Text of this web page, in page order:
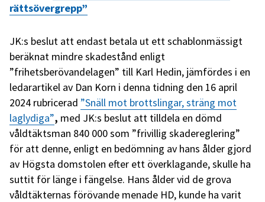
rättsövergrepp”
JK:s beslut att endast betala ut ett schablonmässigt
beräknat mindre skadestånd enligt
”frihetsberövandelagen” till Karl Hedin, jämfördes i en
ledarartikel av Dan Korn i denna tidning den 16 april
2024 rubricerad ”Snäll mot brottslingar, sträng mot
laglydiga”, med JK:s beslut att tilldela en dömd
våldtäktsman 840 000 som ”frivillig skadereglering”
för att denne, enligt en bedömning av hans ålder gjord
av Högsta domstolen efter ett överklagande, skulle ha
suttit för länge i fängelse. Hans ålder vid de grova
våldtäkternas förövande menade HD, kunde ha varit